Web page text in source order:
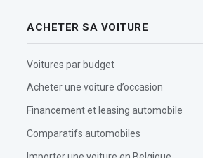
ACHETER SA VOITURE
Voitures par budget
Acheter une voiture d’occasion
Financement et leasing automobile
Comparatifs automobiles